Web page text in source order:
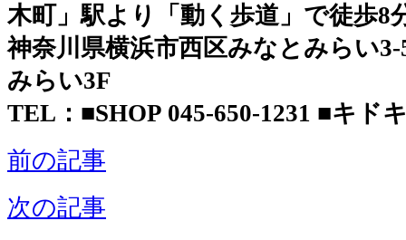
木町」駅より「動く歩道」で徒歩8
神奈川県横浜市西区みなとみらい
みらい3F
TEL：■SHOP 045-650-1231 ■キド
前の記事
次の記事